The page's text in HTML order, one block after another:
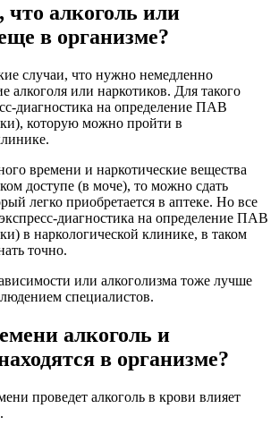
алкоголь или
в организме?
случаи, что нужно немедленно
алкоголя или наркотиков. Для такого
диагностика на определение ПАВ
которую можно пройти в
времени и наркотические вещества
доступе (в моче), то можно сдать
легко приобретается в аптеке. Но все
диагностика на определение ПАВ
в наркологической клинике, в таком
точно.
или алкоголизма тоже лучше
специалистов.
алкоголь и
в организме?
проведет алкоголь в крови влияет